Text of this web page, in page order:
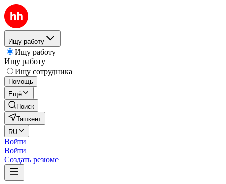
Ищу работу
Ищу работу
Ищу работу
Ищу сотрудника
Помощь
Ещё
Поиск
Ташкент
RU
Войти
Войти
Создать резюме